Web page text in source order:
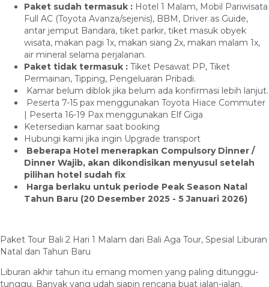
Paket sudah termasuk : Hotel 1 Malam, Mobil Pariwisata
Full AC (Toyota Avanza/sejenis), BBM, Driver as Guide,
antar jemput Bandara, tiket parkir, tiket masuk obyek
wisata, makan pagi 1x, makan siang 2x, makan malam 1x,
air mineral selama perjalanan.
Paket tidak termasuk : Tiket Pesawat PP, Tiket
Permainan, Tipping, Pengeluaran Pribadi.
Kamar belum diblok jika belum ada konfirmasi lebih lanjut.
Peserta 7-15 pax menggunakan Toyota Hiace Commuter
| Peserta 16-19 Pax menggunakan Elf Giga
Ketersedian kamar saat booking
Hubungi kami jika ingin Upgrade transport
Beberapa Hotel menerapkan Compulsory Dinner /
Dinner Wajib, akan dikondisikan menyusul setelah
pilihan hotel sudah fix
Harga berlaku untuk periode Peak Season Natal
Tahun Baru (20 Desember 2025 - 5 Januari 2026)
Paket Tour Bali 2 Hari 1 Malam dari Bali Aga Tour, Spesial Liburan
Natal dan Tahun Baru
Liburan akhir tahun itu emang momen yang paling ditunggu-
tunggu. Banyak yang udah siapin rencana buat jalan-jalan,